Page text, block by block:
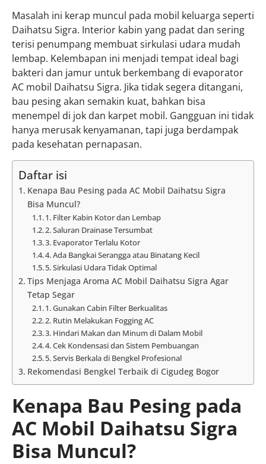
Masalah ini kerap muncul pada mobil keluarga seperti
Daihatsu Sigra. Interior kabin yang padat dan sering
terisi penumpang membuat sirkulasi udara mudah
lembap. Kelembapan ini menjadi tempat ideal bagi
bakteri dan jamur untuk berkembang di evaporator
AC mobil Daihatsu Sigra. Jika tidak segera ditangani,
bau pesing akan semakin kuat, bahkan bisa
menempel di jok dan karpet mobil. Gangguan ini tidak
hanya merusak kenyamanan, tapi juga berdampak
pada kesehatan pernapasan.
Daftar isi
Kenapa Bau Pesing pada AC Mobil Daihatsu Sigra
Bisa Muncul?
1. Filter Kabin Kotor dan Lembap
2. Saluran Drainase Tersumbat
3. Evaporator Terlalu Kotor
4. Ada Bangkai Serangga atau Binatang Kecil
5. Sirkulasi Udara Tidak Optimal
Tips Menjaga Aroma AC Mobil Daihatsu Sigra Agar
Tetap Segar
1. Gunakan Cabin Filter Berkualitas
2. Rutin Melakukan Fogging AC
3. Hindari Makan dan Minum di Dalam Mobil
4. Cek Kondensasi dan Sistem Pembuangan
5. Servis Berkala di Bengkel Profesional
Rekomendasi Bengkel Terbaik di Cigudeg Bogor
Kenapa Bau Pesing pada
AC Mobil Daihatsu Sigra
Bisa Muncul?